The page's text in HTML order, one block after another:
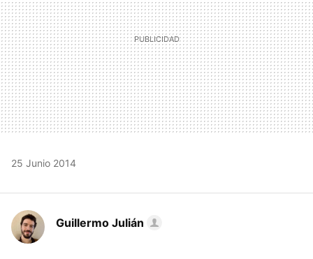
25 Junio 2014
Guillermo Julián